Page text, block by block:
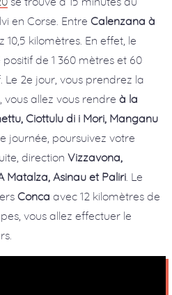
en Corse. Entre Calenzana à
10,5 kilomètres. En effet, le
de 1 360 mètres et 60
2e jour, vous prendrez la
vous allez vous rendre à la
Ciottulu di i Mori, Manganu
journée, poursuivez votre
direction Vizzavona,
Matalza, Asinau et Paliri. Le
Conca avec 12 kilomètres de
vous allez effectuer le